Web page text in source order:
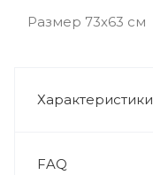
Размер 73х63 см
Характеристики
FAQ